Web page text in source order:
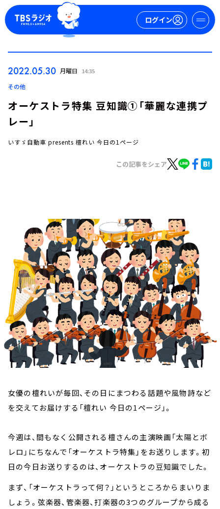
ログイン
お知らせ
イベント・グッズ
YouTube
会社情報
2022.05.30 月曜日 14:35
その他
オーケストラ特集 豆知識①「華麗な連携プ
レー」
いすゞ自動車 presents 檀れい 今日の1ページ
この記事をシェア
女優の檀れいが毎回、その日にまつわる話題や風物詩など
を交えてお届けする「檀れい 今日の1ページ」。
今週は、間もなく公開される檀さんの主演映画「太陽とボ
レロ」にちなんで「オーケストラ特集」をお送りします。初
日の今日お送りするのは、オーケストラの豆知識でした。
まず、「オーケストラって何？」というところからまいりま
しょう。弦楽器、管楽器、打楽器の3つのグループから成る